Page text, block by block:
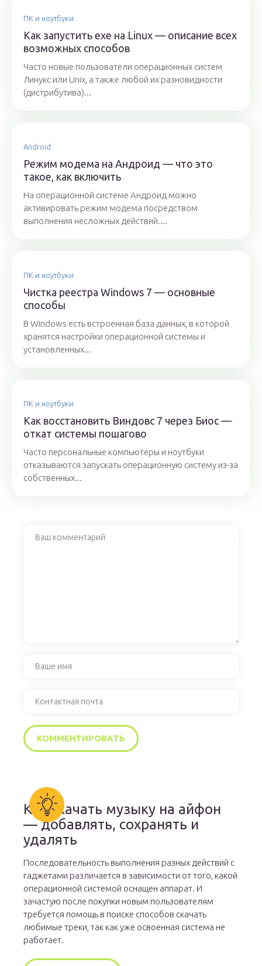
ПК и ноутбуки
Как запустить exe на Linux — описание всех
возможных способов
Часто новые пользователи операционных систем
Линукс или Unix, а также любой их разновидности
(дистрибутива)...
Android
Режим модема на Андроид — что это
такое, как включить
На операционной системе Андроид можно
активировать режим модема посредством
выполнения несложных действий....
ПК и ноутбуки
Чистка реестра Windows 7 — основные
способы
В Windows есть встроенная база данных, в которой
хранятся настройки операционной системы и
установленных...
ПК и ноутбуки
Как восстановить Виндовс 7 через Биос —
откат системы пошагово
Часто персональные компьютеры и ноутбуки
отказываются запускать операционную систему из-за
собственных...
Как скачать музыку на айфон
— добавлять, сохранять и
удалять
Последовательность выполнения разных действий с
гаджетами различается в зависимости от того, какой
операционной системой оснащен аппарат. И
зачастую после покупки новым пользователям
требуется помощь в поиске способов скачать
любимые треки, так как уже освоенная система не
работает.